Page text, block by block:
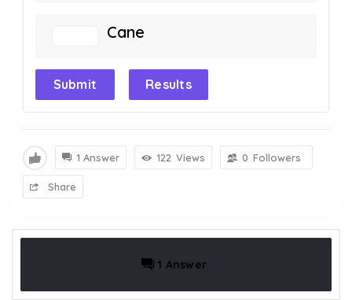
Cane
Submit Results
1 Answer 122 Views 0 Followers
Share
1 Answer